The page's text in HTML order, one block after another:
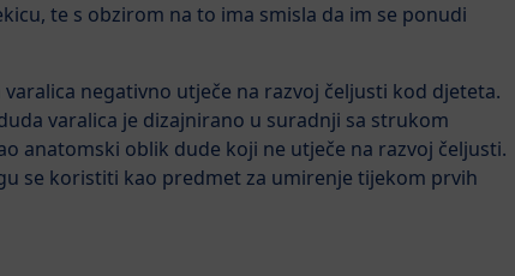
te s obzirom na to ima smisla da im se ponudi
negativno utječe na razvoj čeljusti kod djeteta.
varalica je dizajnirano u suradnji sa strukom
anatomski oblik dude koji ne utječe na razvoj čeljusti.
se koristiti kao predmet za umirenje tijekom prvih